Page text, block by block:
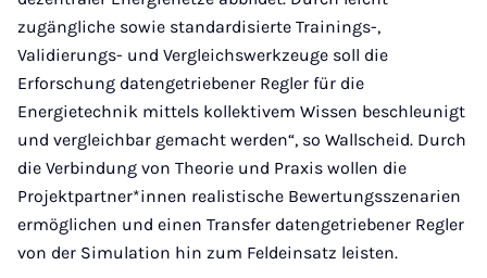
zugängliche sowie standardisierte Trainings-,
Validierungs- und Vergleichswerkzeuge soll die
Erforschung datengetriebener Regler für die
Energietechnik mittels kollektivem Wissen beschleunigt
und vergleichbar gemacht werden“, so Wallscheid. Durch
die Verbindung von Theorie und Praxis wollen die
Projektpartner*innen realistische Bewertungsszenarien
ermöglichen und einen Transfer datengetriebener Regler
von der Simulation hin zum Feldeinsatz leisten.